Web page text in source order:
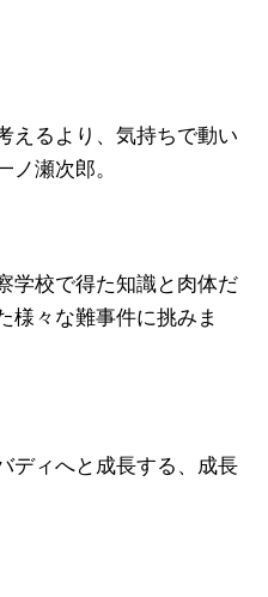
えるより、気持ちで動い
ノ瀬次郎。
学校で得た知識と肉体だ
様々な難事件に挑みま
ディへと成長する、成長